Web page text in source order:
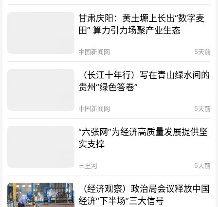
甘肃庆阳：黄土塬上长出“数字麦
田” 算力引力场聚产业生态
中国新闻网 5天前
（长江十年行）写在青山绿水间的
贵州“绿色答卷”
中国新闻网 5天前
“六张网”为经济高质量发展提供坚
实支撑
三里河 5天前
（经济观察）政治局会议释放中国
经济“下半场”三大信号